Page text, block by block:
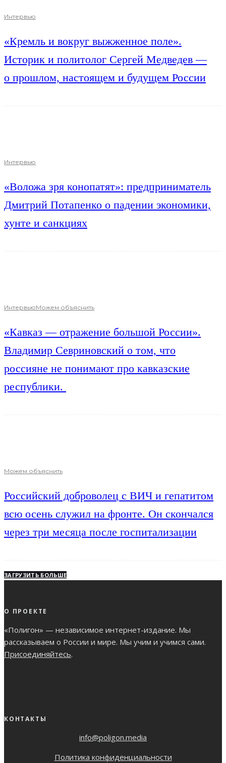
Интервью
«Кремль и вокруг выжженное поле».
Историк и политолог Сергей Медведев —
о прошлом, настоящем и будущем России
Интервью
«Воложа зря конопатят»: предприниматель
Дмитрий Потапенко о падении экономики,
хунте и санкциях
ИнтервьюМожем объяснить
«Кавказ — отражение большой России».
Владимир Севриновский о том, что
россияне не понимают про кавказские
республики.
Можем объяснить
Российский доброволец с ВИЧ и гепатитом
всю осень служил на фронте. Он скончался
через три месяца после госпитализации
ЗАГРУЗИТЬ БОЛЬШЕ
О ПРОЕКТЕ
«Полигон» — независимое интернет-издание. Мы
рассказываем о России и мире. Мы учим и учимся сами.
Присоединяйтесь.
КОНТАКТЫ
info@poligon.media
Политика конфиденциальности